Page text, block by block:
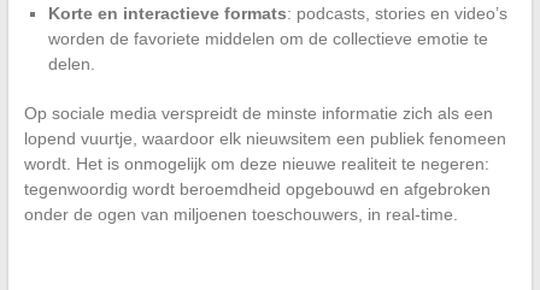
Korte en interactieve formats: podcasts, stories en video’s
worden de favoriete middelen om de collectieve emotie te
delen.
Op sociale media verspreidt de minste informatie zich als een
lopend vuurtje, waardoor elk nieuwsitem een publiek fenomeen
wordt. Het is onmogelijk om deze nieuwe realiteit te negeren:
tegenwoordig wordt beroemdheid opgebouwd en afgebroken
onder de ogen van miljoenen toeschouwers, in real-time.